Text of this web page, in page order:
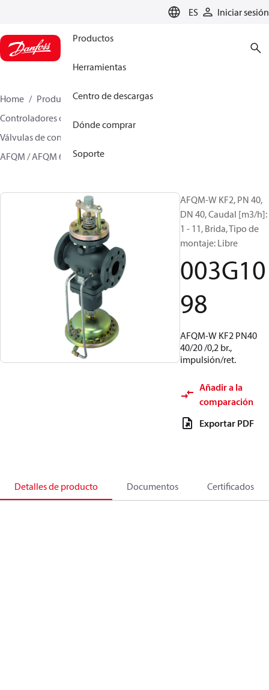
ES Iniciar sesión
Productos
Herramientas
Centro de descargas
Dónde comprar
Soporte
Home Productos
Climate Solutions for heating
Controladores de caudal y presión
Válvulas de control independientes de la presión
AFQM / AFQM 6
003G1098
AFQM-W KF2, PN 40,
DN 40, Caudal [m3/h]:
1 - 11, Brida, Tipo de
montaje: Libre
003G10
98
AFQM-W KF2 PN40
40/20 /0,2 br.,
impulsión/ret.
Añadir a la
comparación
Exportar PDF
Detalles de producto Documentos Certificados